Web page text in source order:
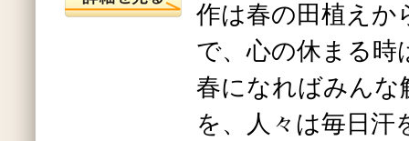
作は春の田植えか
で、心の休まる時
春になればみん
を、人々は毎日汗